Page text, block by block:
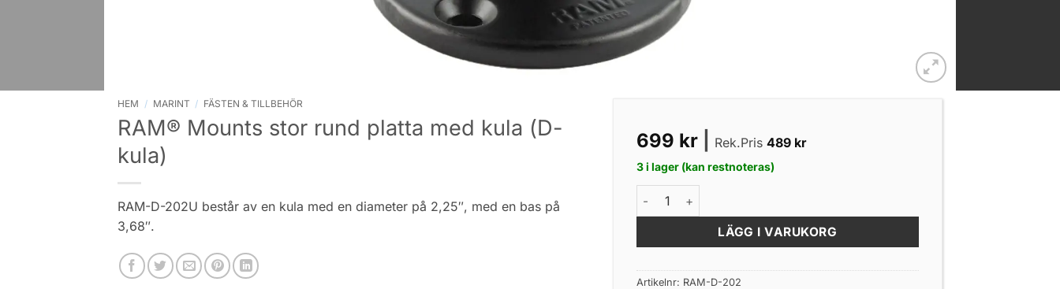
HEM / MARINT / FÄSTEN & TILLBEHÖR
RAM® Mounts stor rund platta med kula (D-
kula)
RAM-D-202U består av en kula med en diameter på 2,25″, med en bas på
3,68″.
699 kr| Rek.Pris 489 kr
3 i lager (kan restnoteras)
RAM® Mounts stor rund platta med kula (D-kula) mängd
LÄGG I VARUKORG
Artikelnr: RAM-D-202